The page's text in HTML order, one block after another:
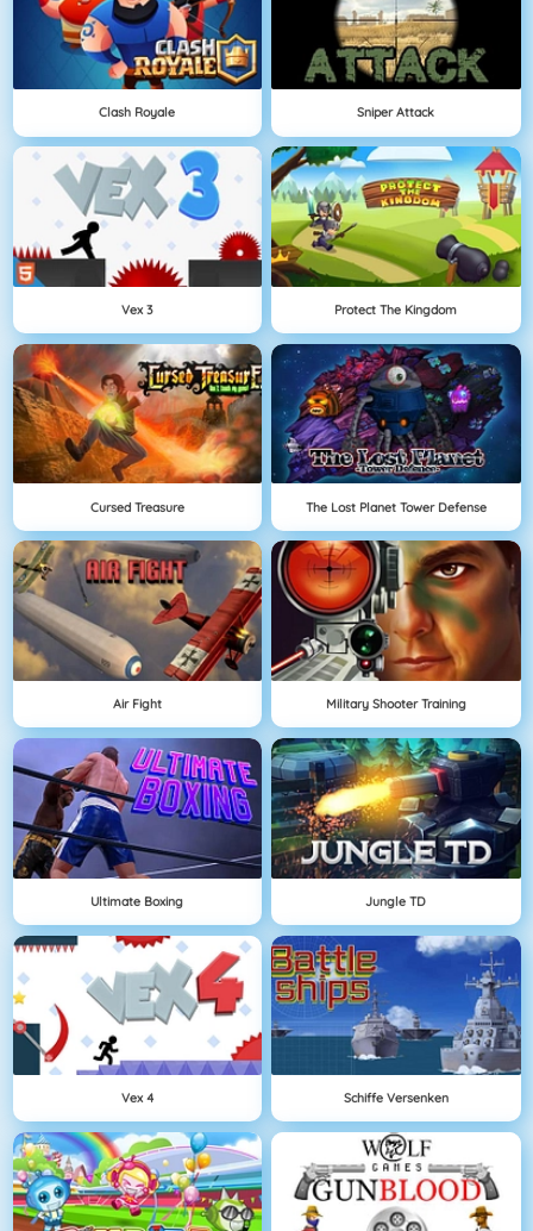
Clash Royale Sniper Attack
Vex 3 Protect The Kingdom
Cursed Treasure The Lost Planet Tower Defense
Air Fight Military Shooter Training
Ultimate Boxing Jungle TD
Vex 4 Schiffe Versenken